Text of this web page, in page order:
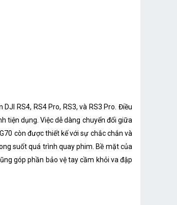
RS4, RS4 Pro, RS3, và RS3 Pro. Điều
tiện dụng. Việc dễ dàng chuyển đổi giữa
còn được thiết kế với sự chắc chắn và
suốt quá trình quay phim. Bề mặt của
góp phần bảo vệ tay cầm khỏi va đập